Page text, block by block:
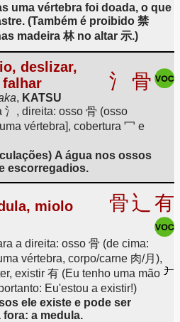
uma vértebra foi doada, o que
(Também é proibido 禁
madeira 林 no altar 示.)
deslizar,
falhar
, KATSU
氵 骨
氵, direita: osso 骨 (osso
vértebra], cobertura 冖 e
A água nos ossos
escorregadios.
miolo 骨辶 有
a direita: osso 骨 (de cima:
vértebra, corpo/carne 肉/月),
existir 有 (Eu tenho uma mão
Eu'estou a existir!)
ele existe e pode ser
a medula.